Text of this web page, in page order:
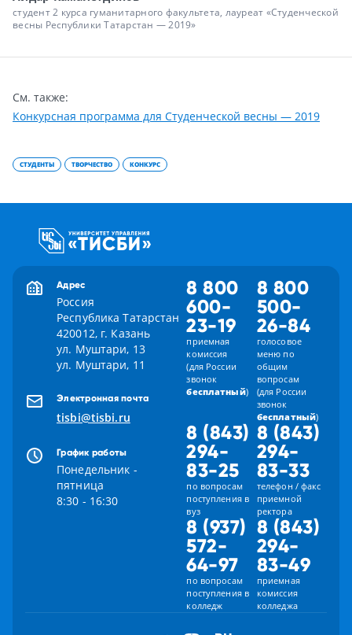
студент 2 курса гуманитарного факультета, лауреат «Студенческой
весны Республики Татарстан — 2019»
См. также:
Конкурсная программа для Студенческой весны — 2019
СТУДЕНТЫ ТВОРЧЕСТВО КОНКУРС
Адрес
Россия
Республика Татарстан
420012, г. Казань
ул. Муштари, 13
ул. Муштари, 11
Электронная почта
tisbi@tisbi.ru
График работы
Понедельник -
пятница
8:30 - 16:30
8 800
600-
23-19
приемная
комиссия
(для России
звонок
бесплатный)
8 800
500-
26-84
голосовое
меню по
общим
вопросам
(для России
звонок
бесплатный)
8 (843)
294-
83-25
по вопросам
поступления в
вуз
8 (843)
294-
83-33
телефон / факс
приемной
ректора
8 (937)
572-
64-97
по вопросам
поступления в
колледж
8 (843)
294-
83-49
приемная
комиссия
колледжа